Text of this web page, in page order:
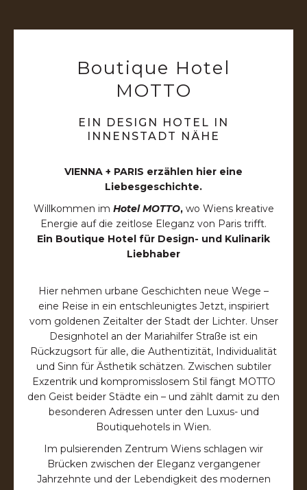
Boutique Hotel
MOTTO
EIN DESIGN HOTEL IN
INNENSTADT NÄHE
VIENNA + PARIS erzählen hier eine
Liebesgeschichte.
Willkommen im Hotel MOTTO,wo Wiens kreative
Energie auf die zeitlose Eleganz von Paris trifft.
Ein Boutique Hotel für Design- und Kulinarik
Liebhaber
Hier nehmen urbane Geschichten neue Wege –
eine Reise in ein entschleunigtes Jetzt, inspiriert
vom goldenen Zeitalter der Stadt der Lichter. Unser
Designhotel an der Mariahilfer Straße ist ein
Rückzugsort für alle, die Authentizität, Individualität
und Sinn für Ästhetik schätzen. Zwischen subtiler
Exzentrik und kompromisslosem Stil fängt MOTTO
den Geist beider Städte ein – und zählt damit zu den
besonderen Adressen unter den Luxus- und
Boutiquehotels in Wien.
Im pulsierenden Zentrum Wiens schlagen wir
Brücken zwischen der Eleganz vergangener
Jahrzehnte und der Lebendigkeit des modernen